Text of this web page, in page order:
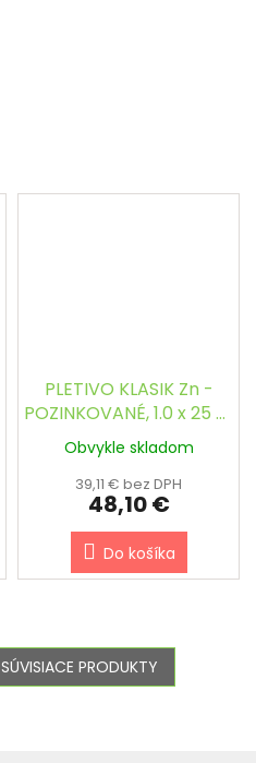
PLETIVO KLASIK Zn -
POZINKOVANÉ, 1.0 x 25 m
/ 60 x 60 / 2.0 mm
Obvykle skladom
39,11 € bez DPH
48,10 €
Do košíka
PRODUKTY